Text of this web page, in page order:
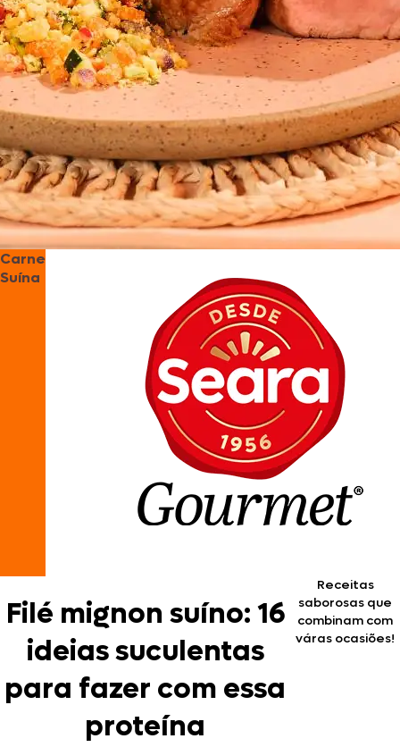
Carne
Suína
Filé mignon suíno: 16
ideias suculentas
para fazer com essa
proteína
Receitas
saborosas que
combinam com
váras ocasiões!